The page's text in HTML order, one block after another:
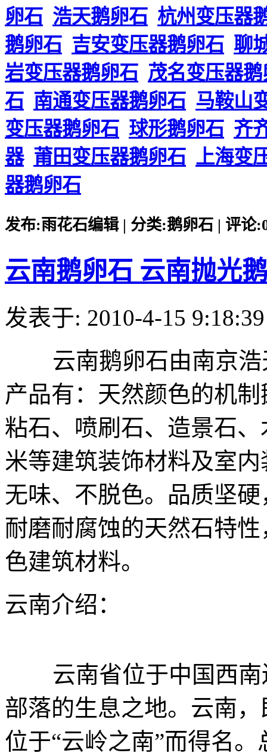
卵石 浩天鹅卵石 杭州变压器
鹅卵石 吉安变压器鹅卵石 聊
岩变压器鹅卵石 茂名变压器
石 南通变压器鹅卵石 马鞍山
变压器鹅卵石 球形鹅卵石 齐
器 莆田变压器鹅卵石 上海变
器鹅卵石
发布:雨花石编辑 | 分类:鹅卵石 | 评论
云南鹅卵石 云南抛光
发表于: 2010-4-15 9:18:39
云南鹅卵石由南京浩
产品有：天然颜色的机
粘石、喷刷石、造景石
米等建筑装饰材料及室
无味、不脱色。品质坚
耐磨耐腐蚀的天然石特
色建筑材料。
云南介绍：
云南省位于中国西南
部落的生息之地。云南
位于“云岭之南”而得名